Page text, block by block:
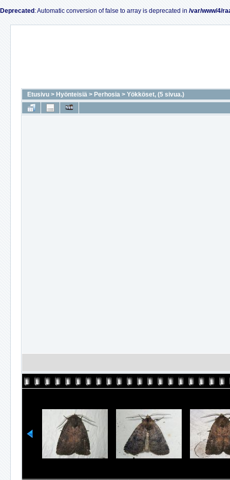
Deprecated : Automatic conversion of false to array is deprecated in /var/www/4/
Etusivu > Hyönteisiä > Perhosia > Yökköset, (5 sivua.)